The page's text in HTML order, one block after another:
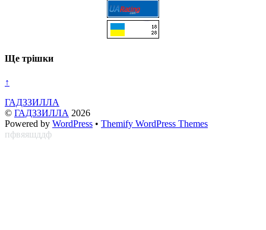
Ще трішки
↑
ГАДЗЗИЛЛА
© ГАДЗЗИЛЛА 2026
Powered by WordPress • Themify WordPress Themes
пфвяяшддф